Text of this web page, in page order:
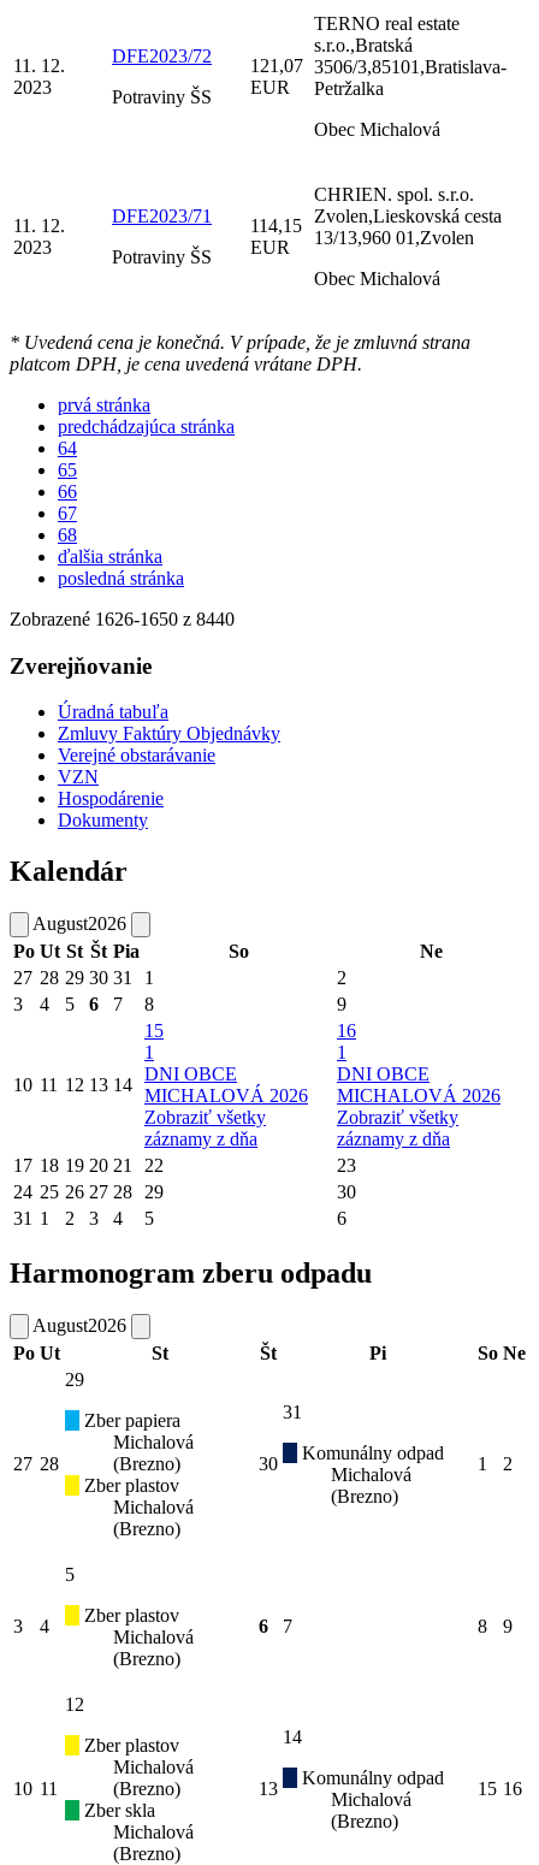
11. 12.
2023
DFE2023/72
Potraviny ŠS
121,07
EUR
TERNO real estate
s.r.o.,Bratská
3506/3,85101,Bratislava-
Petržalka
Obec Michalová
11. 12.
2023
DFE2023/71
Potraviny ŠS
114,15
EUR
CHRIEN. spol. s.r.o.
Zvolen,Lieskovská cesta
13/13,960 01,Zvolen
Obec Michalová
* Uvedená cena je konečná. V prípade, že je zmluvná strana
platcom DPH, je cena uvedená vrátane DPH.
prvá stránka
predchádzajúca stránka
64
65
66
67
68
ďalšia stránka
posledná stránka
Zobrazené 1626-1650 z 8440
Zverejňovanie
Úradná tabuľa
Zmluvy Faktúry Objednávky
Verejné obstarávanie
VZN
Hospodárenie
Dokumenty
Kalendár
August2026
Po Ut St Št Pia So
Ne
27 28 29 30 31 1
2
3
4 5 6 7 8 9
10 11 12 13 14
15
1
DNI OBCE
MICHALOVÁ 2026
Zobraziť všetky
záznamy z dňa
16
1
DNI OBCE
MICHALOVÁ 2026
Zobraziť všetky
záznamy z dňa
17 18 19 20 21 22
23
24 25 26 27 28 29
30
31 1 2 3 4 5 6
Harmonogram zberu odpadu
August2026
Po Ut St Št Pi So Ne
27 28
29
Zber papiera
Michalová
(Brezno)
Zber plastov
Michalová
(Brezno)
30
31
Komunálny odpad
Michalová
(Brezno)
1 2
3 4
5
Zber plastov
Michalová
(Brezno)
6 7 8 9
10 11
12
Zber plastov
Michalová
(Brezno)
Zber skla
Michalová
(Brezno)
13
14
Komunálny odpad
Michalová
(Brezno)
15 16